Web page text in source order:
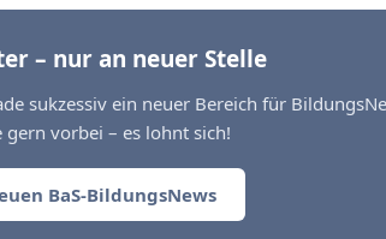
– nur an neuer Stelle
sukzessiv ein neuer Bereich für
gern vorbei – es lohnt sich!
BaS-BildungsNews